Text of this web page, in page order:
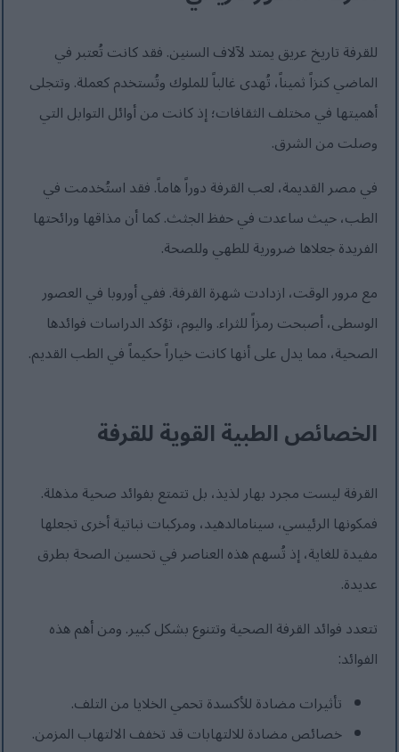
للقرفة تاريخ عريق يمتد لآلاف السنين. فقد كانت تُعتبر في
الماضي كنزاً ثميناً، تُهدى غالباً للملوك وتُستخدم كعملة. وتتجلى
أهميتها في مختلف الثقافات؛ إذ كانت من أوائل التوابل التي
وصلت من الشرق.
في مصر القديمة، لعب القرفة دوراً هاماً. فقد استُخدمت في
الطب، حيث ساعدت في حفظ الجثث. كما أن مذاقها ورائحتها
الفريدة جعلاها ضرورية للطهي وللصحة.
مع مرور الوقت، ازدادت شهرة القرفة. ففي أوروبا في العصور
الوسطى، أصبحت رمزاً للثراء. واليوم، تؤكد الدراسات فوائدها
الصحية، مما يدل على أنها كانت خياراً حكيماً في الطب القديم.
الخصائص الطبية القوية للقرفة
القرفة ليست مجرد بهار لذيذ، بل تتمتع بفوائد صحية مذهلة.
فمكونها الرئيسي، سينامالدهيد، ومركبات نباتية أخرى تجعلها
مفيدة للغاية، إذ تُسهم هذه العناصر في تحسين الصحة بطرق
عديدة.
تتعدد فوائد القرفة الصحية وتتنوع بشكل كبير. ومن أهم هذه
الفوائد:
تأثيرات مضادة للأكسدة تحمي الخلايا من التلف.
خصائص مضادة للالتهابات قد تخفف الالتهاب المزمن.